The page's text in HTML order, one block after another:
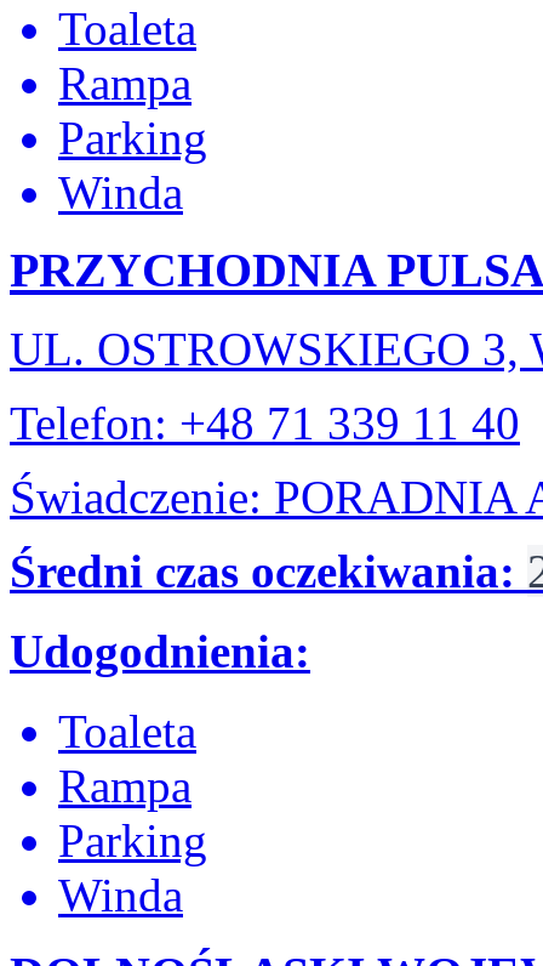
Toaleta
Rampa
Parking
Winda
PRZYCHODNIA
UL. OSTROWSKIEGO 3,
Telefon: +48 71 339 11 40
Świadczenie:
Średni czas oczekiwania:
Udogodnienia:
Toaleta
Rampa
Parking
Winda